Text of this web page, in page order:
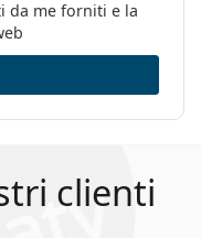
da me forniti e la
clienti